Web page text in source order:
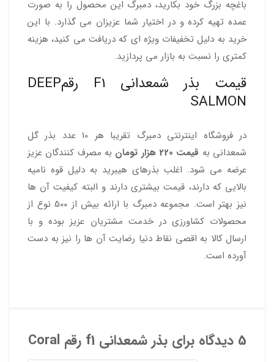
باغچه بزرگ خود بکارید، دمبرگ این محصول را به صورت
عمده تهیه کرده و در اختیار شما عزیزان می گذارد. با این
خرید به دلیل تخفیفات ویژه ای که دریافت می کنید، هزینه
کمتری را نسبت به بازار می پردازید.
قیمت بذر شمعدانی F1 رقمDEEP
SALMON
در فروشگاه اینترنتی دمبرگ تقریبا هر 10 عدد بذر گل
شمعدانی به قیمت 220 هزار تومان
به مصرف کنندگان عزیز
عرضه می شود. اغلب بذرهای هیبرید به دلیل قوه نامیه
بالایی که دارند، قیمت بیشتری دارند و البته کیفیت آن ها
نیز بهتر است. مجموعه دمبرگ با ارائه بیش از 500 نوع از
محصولات کشاورزی در خدمت مشتریان عزیز بوده و با
ارسال کالا به اقصی نقاط دنیا رضایت آن ها را نیز به دست
آورده است.
5 دیدگاه برای بذر شمعدانی f1 رقم Coral